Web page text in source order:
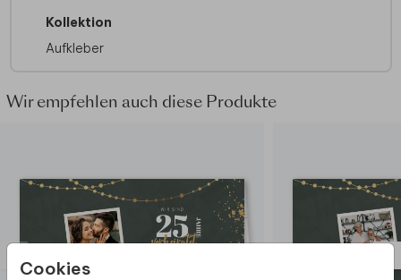
Cookies
Kollektion
Aufkleber
Wir empfehlen auch diese Produkte